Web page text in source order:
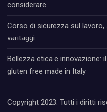
considerare
Corso di sicurezza sul lavoro,
vantaggi
Bellezza etica e innovazione:
gluten free made in Italy
Copyright 2023. Tutti i diritti